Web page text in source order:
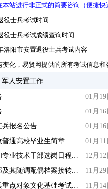
本站进行非正式的简要咨询（便捷快
役士兵考试时间
役士兵考试成绩查询时间
洛阳市安置退役士兵考试内容
化，易贤网提供的所有考试信息
军人安置工作
01月19
01月16
兵报名公告
01月16
普通高校毕业生简章
01月11
2016年洛阳市营级及以下和专业技术干部选岗日程安排
12月12
2016年河南省军队转业干部及其随调配偶档案接转/审查和管理工作通知
11月29
2016年洛阳市安置退役士兵重点对象文化基础考试准考证打印系统
11月14